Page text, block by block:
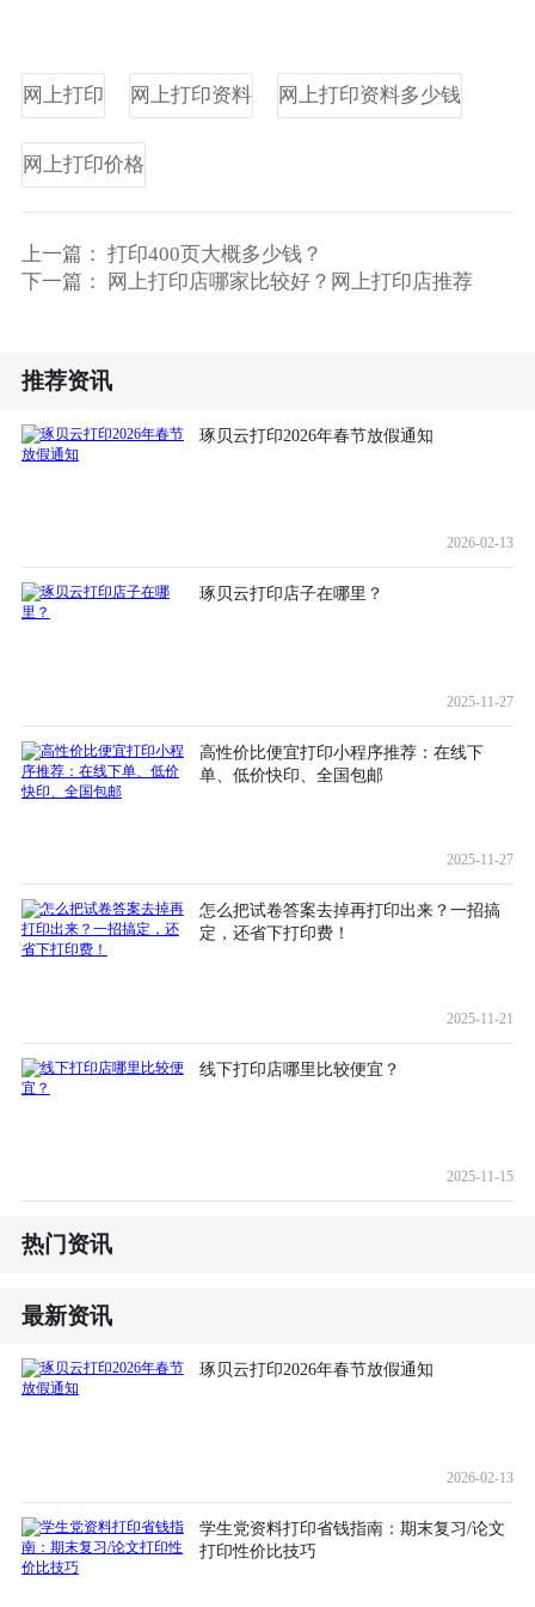
网上打印 网上打印资料 网上打印资料多少钱
网上打印价格
上一篇： 打印400页大概多少钱？
下一篇：
网上打印店哪家比较好？网上打印店推荐
推荐资讯
琢贝云打印2026年春节放假通知
2026-02-13
琢贝云打印店子在哪里？
2025-11-27
高性价比便宜打印小程序推荐：在线下
单、低价快印、全国包邮
2025-11-27
怎么把试卷答案去掉再打印出来？一招搞
定，还省下打印费！
2025-11-21
线下打印店哪里比较便宜？
2025-11-15
热门资讯
最新资讯
琢贝云打印2026年春节放假通知
2026-02-13
学生党资料打印省钱指南：期末复习/论文
打印性价比技巧